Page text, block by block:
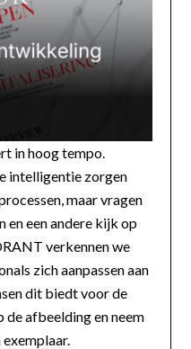
in hoog tempo.
intelligentie zorgen
maar vragen
en een andere kijk op
verkennen we
zich aanpassen aan
dit biedt voor de
afbeelding en neem